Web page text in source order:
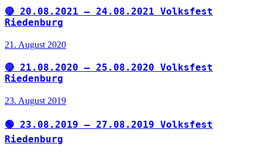
🔴 20.08.2021 – 24.08.2021 Volksfest
Riedenburg
21. August 2020
🔴 21.08.2020 – 25.08.2020 Volksfest
Riedenburg
23. August 2019
🟢 23.08.2019 – 27.08.2019 Volksfest
Riedenburg